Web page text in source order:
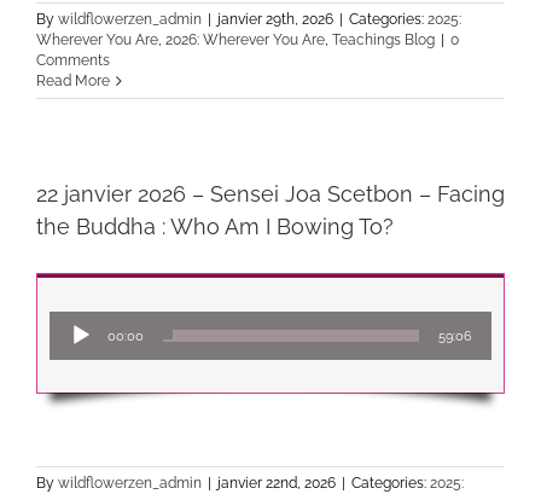
By wildflowerzen_admin janvier 29th, 2026 Categories: 2025:
Wherever You Are, 2026: Wherever You Are, Teachings Blog
0
Comments
Read More
22 janvier 2026 – Sensei Joa Scetbon – Facing
the Buddha : Who Am I Bowing To?
audio
00:00 59:06
By wildflowerzen_admin janvier 22nd, 2026 Categories: 2025: